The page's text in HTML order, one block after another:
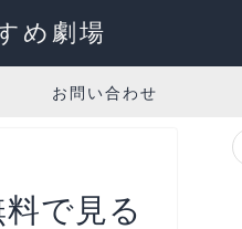
め劇場
お問い合わせ
で見る